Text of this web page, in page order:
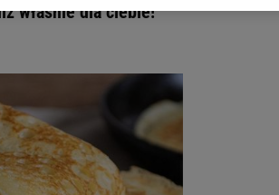
właśnie dla ciebie!
dot. przetwarzania danych poprzez
Zaawansowanych”. Zmiana ustawień
w następujących celach:
urządzenia do celów identyfikacji.
reklamy i treści, pomiar reklam i treści,